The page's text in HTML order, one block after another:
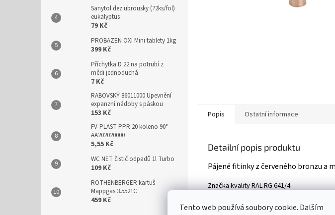
Tento web používá soubory cookie. Dalším
Sanytol dez ubrousky (72ks/fol)
eukalyptus
79 Kč
PROBAZEN OXI Mini tablety 1kg
399 Kč
Příchytka D 22 na potrubí z
mědi jednoduchá
7 Kč
RABOVSKÝ 86011000 Upevnění
expanzní nádoby s páskou
153 Kč
FV-PLAST PPR 20 koleno 90°
AA202020000
5,55 Kč
WC NET čistič odpadů 1l Turbo
109 Kč
ROTHENBERGER kartuš
Mappgas 3.5521C
459 Kč
Popis Ostatní informace
Detailní popis produktu
Pájené fitinky z červeného bronzu a
Značka kvality RAL-​RG 641/4